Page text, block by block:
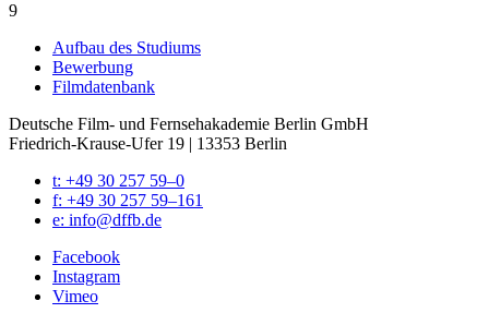
9
Auf­bau des Stu­di­ums
Bewer­bung
Film­da­ten­bank
Deutsche Film- und Fernseh­akademie Berlin GmbH
Friedrich-Krause-Ufer 19 | 13353 Berlin
t: +49 30 257 59–0
f: +49 30 257 59–161
e: info@​dffb.​de
Face­book
Insta­gram
Vimeo